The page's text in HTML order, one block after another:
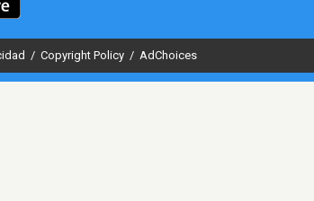
/ Copyright Policy / AdChoices